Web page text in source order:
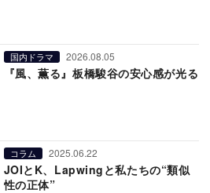
国内ドラマ 2026.08.05
『風、薫る』板橋駿谷の安心感が光る
コラム 2025.06.22
JOIとK、Lapwingと私たちの“類似
性の正体”